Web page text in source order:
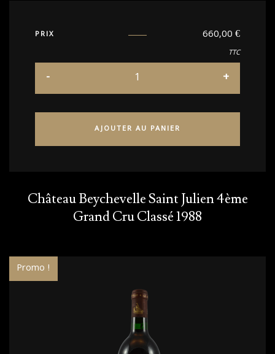
PRIX 660,00€
TTC
AJOUTER AU PANIER
Château Beychevelle Saint Julien 4ème
Grand Cru Classé 1988
Promo !